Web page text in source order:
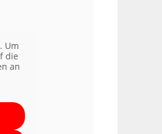
. Um
die
an